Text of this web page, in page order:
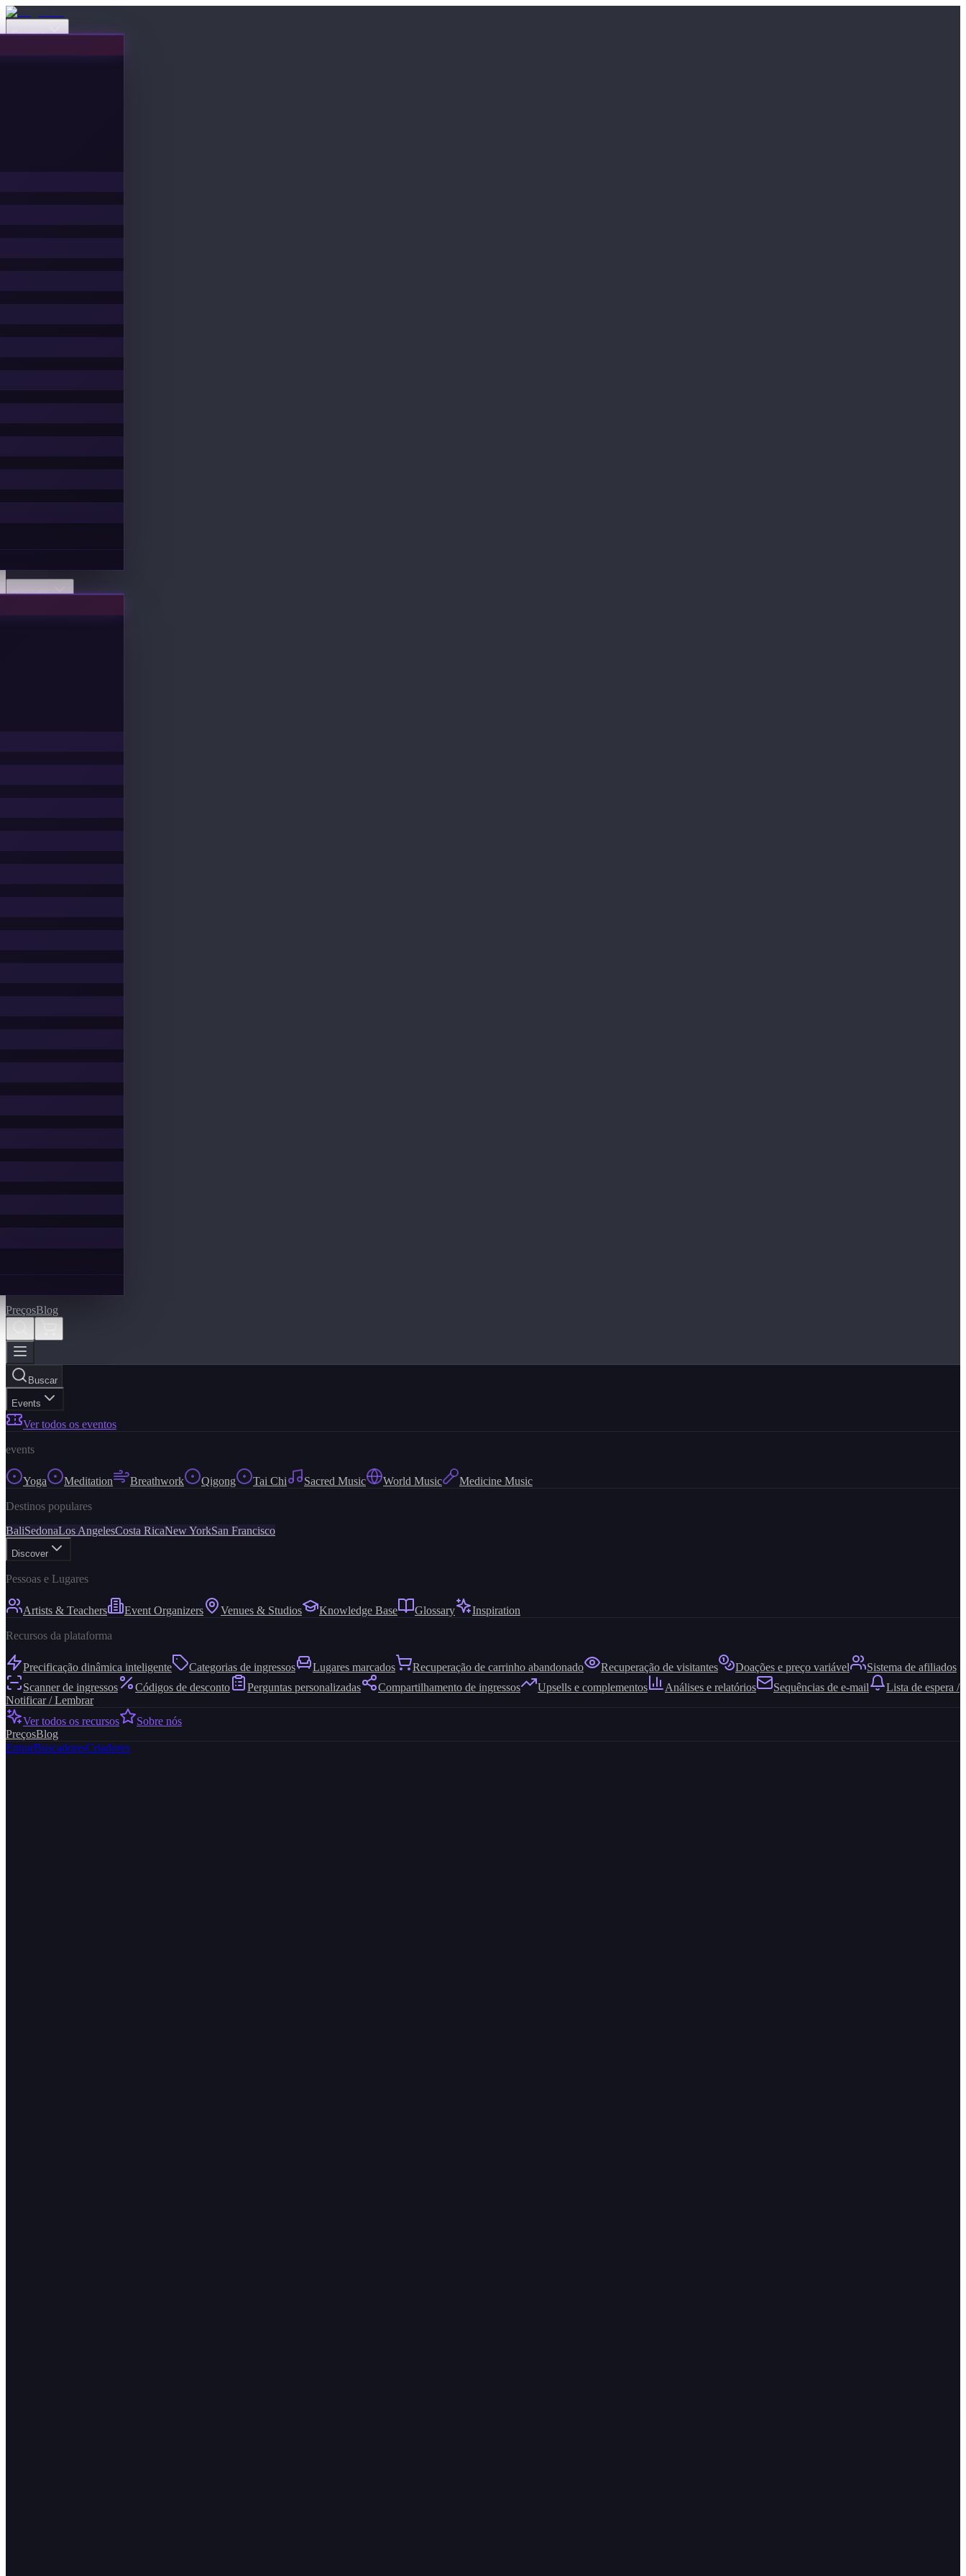
Eventos
Descobrir
PreçosBlog
Buscar
Events
Ver todos os eventos
events
Yoga Meditation Breathwork Qigong Tai Chi Sacred Music World Music Medicine Music
Destinos populares
BaliSedonaLos AngelesCosta RicaNew YorkSan Francisco
Discover
Pessoas e Lugares
Artists & Teachers Event Organizers Venues & Studios Knowledge Base Glossary Inspiration
Recursos da plataforma
Precificação dinâmica inteligente Categorias de ingressos Lugares marcados Recuperação de carrinho abandonado Recuperação de visitantes Doações e preço variável
Sistema de afiliados
Scanner de ingressos
Códigos de desconto Perguntas personalizadas Compartilhamento de ingressos Upsells e complementos Análises e relatórios Sequências de e-mail
Lista de espera /
Notificar / Lembrar
Ver todos os recursos
Sobre nós
PreçosBlog
EntrarBuscadoresCriadores